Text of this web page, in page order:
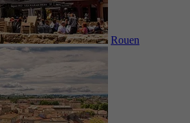
Rouen